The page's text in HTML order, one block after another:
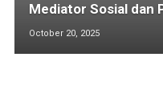
Mediator Sosial dan
October 20, 2025